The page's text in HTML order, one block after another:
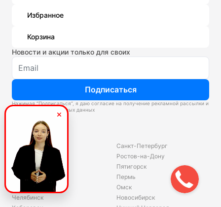
Избранное
Корзина
Новости и акции только для своих
Подписаться
Нажимая “Подписаться”, я даю согласие на получение рекламной рассылки и
обработку персональных данных
Склады
Владивосток
Екатеринбург
Красноярск
Волгоград
Челябинск
Санкт-Петербург
Ростов-на-Дону
Пятигорск
Пермь
Омск
Новосибирск